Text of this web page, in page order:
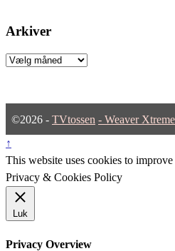
Arkiver
Arkiver
©2026 - TVtossen - Weaver
↑
This website uses cookies to
Privacy & Cookies Policy
Luk
Privacy Overview